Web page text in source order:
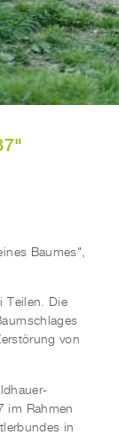
Baumes",
Teilen. Die
von
im Rahmen
in